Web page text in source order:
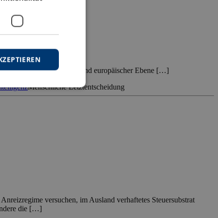
auf nationaler und europäischer Ebene […]
Menschliche Letztentscheidung
versuchen, im Ausland verhaftetes Steuersubstrat
die […]